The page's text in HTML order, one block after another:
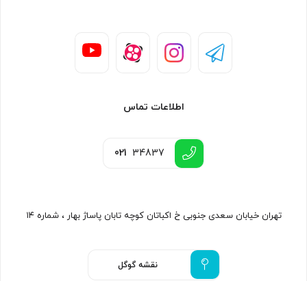
اطلاعات تماس
021 34837
تهران خیابان سعدی جنوبی خ اکباتان کوچه تابان پاساژ بهار ، شماره ۱۴
نقشه گوگل